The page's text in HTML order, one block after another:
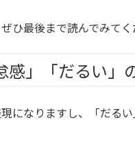
ひ最後まで読んでみてく
感」「だるい」
になりますし、「だる